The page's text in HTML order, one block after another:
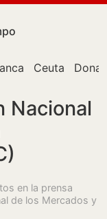
Ceuta
Nacional
en la prensa
de los Mercados y